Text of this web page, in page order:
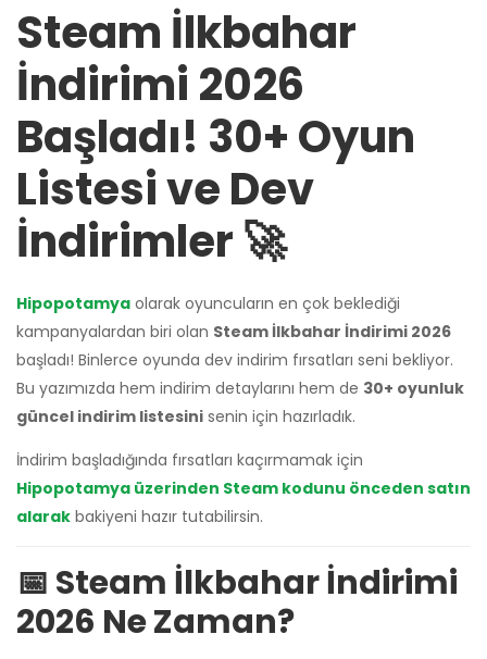
Steam İlkbahar
İndirimi 2026
Başladı! 30+ Oyun
Listesi ve Dev
İndirimler 🚀
Hipopotamya olarak oyuncuların en çok beklediği
kampanyalardan biri olan Steam İlkbahar İndirimi 2026
başladı! Binlerce oyunda dev indirim fırsatları seni bekliyor.
Bu yazımızda hem indirim detaylarını hem de 30+ oyunluk
güncel indirim listesini senin için hazırladık.
İndirim başladığında fırsatları kaçırmamak için
Hipopotamya üzerinden Steam kodunu önceden satın
alarak bakiyeni hazır tutabilirsin.
📅 Steam İlkbahar İndirimi
2026 Ne Zaman?